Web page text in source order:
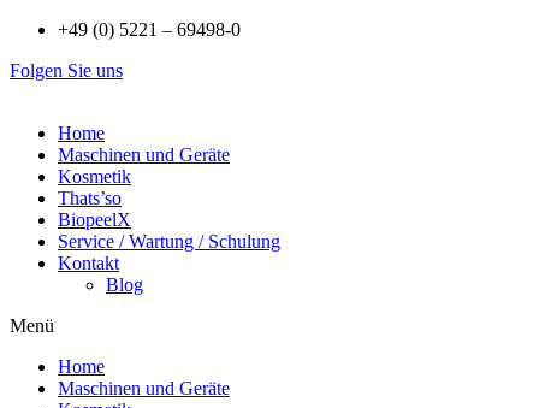
Zum
wechseln
+49 (0) 5221 – 69498-0
Folgen Sie uns
Home
Maschinen und Geräte
Kosmetik
Thats’so
BiopeelX
Service / Wartung / Schulung
Kontakt
Blog
Menü
Home
Maschinen und Geräte